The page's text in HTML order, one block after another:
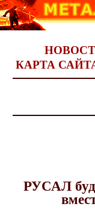
КАРТА
РУСАЛ